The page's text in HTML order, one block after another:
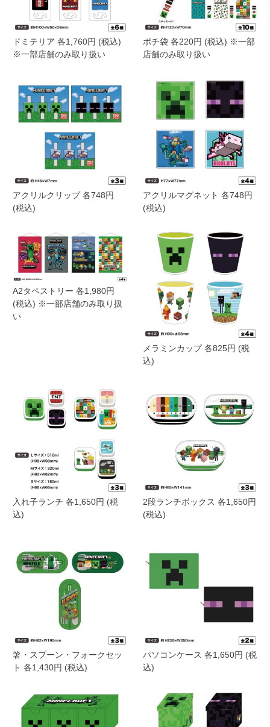
ドミテリア 各1,760円 (税込)
※一部店舗のみ取り扱い
ポチ袋 各220円 (税込) ※一部
店舗のみ取り扱い
アクリルクリップ 各748円
(税込)
アクリルマグネット 各748円
(税込)
A2タペストリー 各1,980円
(税込) ※一部店舗のみ取り扱
い
メラミンカップ 各825円 (税
込)
入れ子ランチ 各1,650円 (税
込)
2段ランチボックス 各1,650円
(税込)
箸・スプーン・フォークセッ
ト 各1,430円 (税込)
パソコンケース 各1,650円 (税
込)